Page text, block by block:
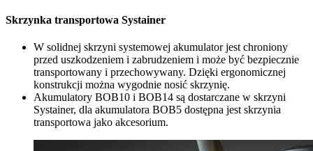
Skrzynka transportowa Systainer
W solidnej skrzyni systemowej akumulator jest chroniony
przed uszkodzeniem i zabrudzeniem i może być bezpiecznie
transportowany i przechowywany. Dzięki ergonomicznej
konstrukcji można wygodnie nosić skrzynię.
Akumulatory BOB10 i BOB14 są dostarczane w skrzyni
Systainer, dla akumulatora BOB5 dostępna jest skrzynia
transportowa jako akcesorium.